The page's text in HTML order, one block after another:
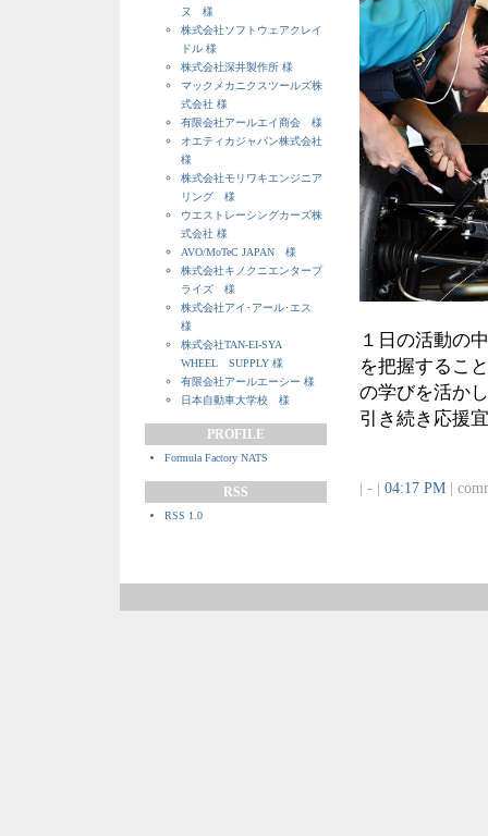
ヌ 様
株式会社ソフトウェアクレイ
ドル 様
株式会社深井製作所 様
マックメカニクスツールズ株
式会社 様
有限会社アールエイ商会 様
オエティカジャパン株式会社
様
株式会社モリワキエンジニア
リング 様
ウエストレーシングカーズ株
式会社 様
AVO/MoTeC JAPAN 様
株式会社キノクニエンタープ
ライズ 様
株式会社アイ･アール･エス
様
株式会社TAN-EI-SYA
WHEEL SUPPLY 様
有限会社アールエーシー 様
日本自動車大学校 様
PROFILE
Formula Factory NATS
RSS
RSS 1.0
１日の活動の
を把握するこ
の学びを活か
引き続き応援
| - | 04:17 PM |